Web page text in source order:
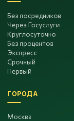
Без посредников
Через Госуслуги
Круглосуточно
Без процентов
Экспресс
Срочный
Первый
ГОРОДА
Москва